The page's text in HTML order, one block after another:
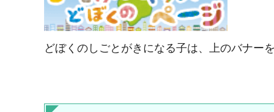
どぼくのしごとがきになる子は、上のバナー